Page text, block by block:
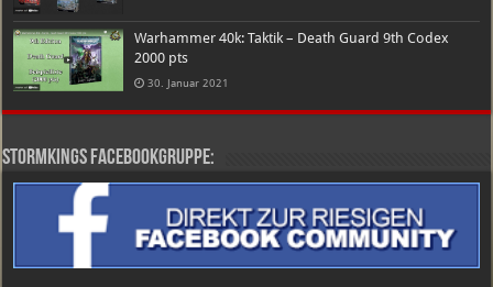
Warhammer 40k: Taktik – Death Guard 9th Codex
2000 pts
30. Januar 2021
Stormkings Facebookgruppe: